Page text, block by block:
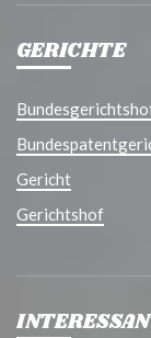
GERICHTE
Gericht
Gerichtshof